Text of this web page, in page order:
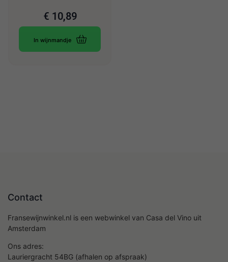
€ 10,89
In wijnmandje
Contact
Fransewijnwinkel.nl is een webwinkel van Casa del Vino uit
Amsterdam
Ons adres:
Lauriergracht 54BG (afhalen op afspraak)